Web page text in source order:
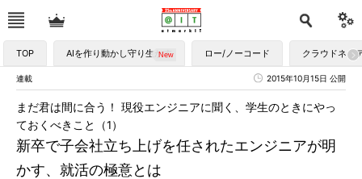
TOP AIを作り動かし守り生かす ロー/ノーコード クラウドネイ
連載 2015年10月15日 公開
新卒で子会社立ち上げを任されたエンジニアが明
かす、就活の極意とは
まだ君は間に合う！ 現役エンジニアに聞く、学生のときにやっ
ておくべきこと（1）